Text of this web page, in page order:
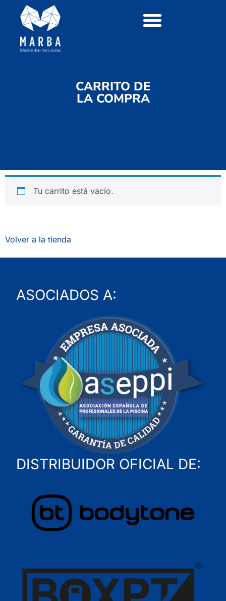
CARRITO DE
LA COMPRA
Tu carrito está vacío.
Volver a la tienda
ASOCIADOS A:
DISTRIBUIDOR OFICIAL DE: